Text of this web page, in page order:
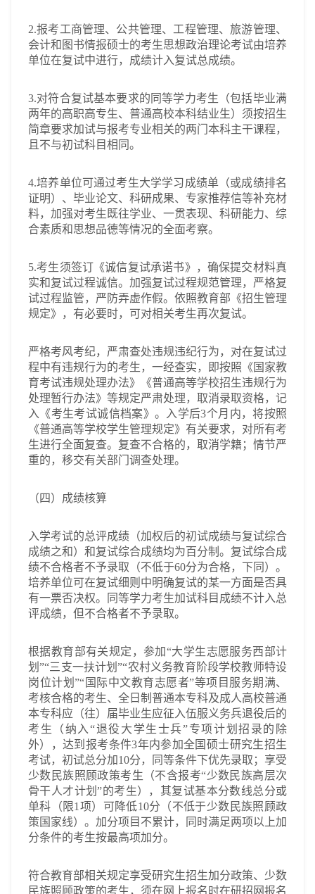
2.报考工商管理、公共管理、工程管理、旅游管理、
会计和图书情报硕士的考生思想政治理论考试由培养
单位在复试中进行，成绩计入复试总成绩。
3.对符合复试基本要求的同等学力考生（包括毕业满
两年的高职高专生、普通高校本科结业生）须按招生
简章要求加试与报考专业相关的两门本科主干课程，
且不与初试科目相同。
4.培养单位可通过考生大学学习成绩单（或成绩排名
证明）、毕业论文、科研成果、专家推荐信等补充材
料，加强对考生既往学业、一贯表现、科研能力、综
合素质和思想品德等情况的全面考察。
5.考生须签订《诚信复试承诺书》，确保提交材料真
实和复试过程诚信。加强复试过程规范管理，严格复
试过程监管，严防弄虚作假。依照教育部《招生管理
规定》，有必要时，可对相关考生再次复试。
严格考风考纪，严肃查处违规违纪行为，对在复试过
程中有违规行为的考生，一经查实，即按照《国家教
育考试违规处理办法》《普通高等学校招生违规行为
处理暂行办法》等规定严肃处理，取消录取资格，记
入《考生考试诚信档案》。入学后3个月内，将按照
《普通高等学校学生管理规定》有关要求，对所有考
生进行全面复查。复查不合格的，取消学籍；情节严
重的，移交有关部门调查处理。
（四）成绩核算
入学考试的总评成绩（加权后的初试成绩与复试综合
成绩之和）和复试综合成绩均为百分制。复试综合成
绩不合格者不予录取（不低于60分为合格，下同）。
培养单位可在复试细则中明确复试的某一方面是否具
有一票否决权。同等学力考生加试科目成绩不计入总
评成绩，但不合格者不予录取。
根据教育部有关规定，参加“大学生志愿服务西部计
划”“三支一扶计划”“农村义务教育阶段学校教师特设
岗位计划”“国际中文教育志愿者”等项目服务期满、
考核合格的考生、全日制普通本专科及成人高校普通
本专科应（往）届毕业生应征入伍服义务兵退役后的
考生（纳入“退役大学生士兵”专项计划招录的除
外），达到报考条件3年内参加全国硕士研究生招生
考试，初试总分加10分，同等条件下优先录取；享受
少数民族照顾政策考生（不含报考“少数民族高层次
骨干人才计划”的考生），其复试基本分数线总分或
单科（限1项）可降低10分（不低于少数民族照顾政
策国家线）。加分项目不累计，同时满足两项以上加
分条件的考生按最高项加分。
符合教育部相关规定享受研究生招生加分政策、少数
民族照顾政策的考生，须在网上报名时在研招网报名